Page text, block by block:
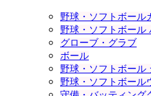
野球・ソフトボール
野球・ソフトボール
グローブ・グラブ
ボール
野球・ソフトボール
野球・ソフトボール